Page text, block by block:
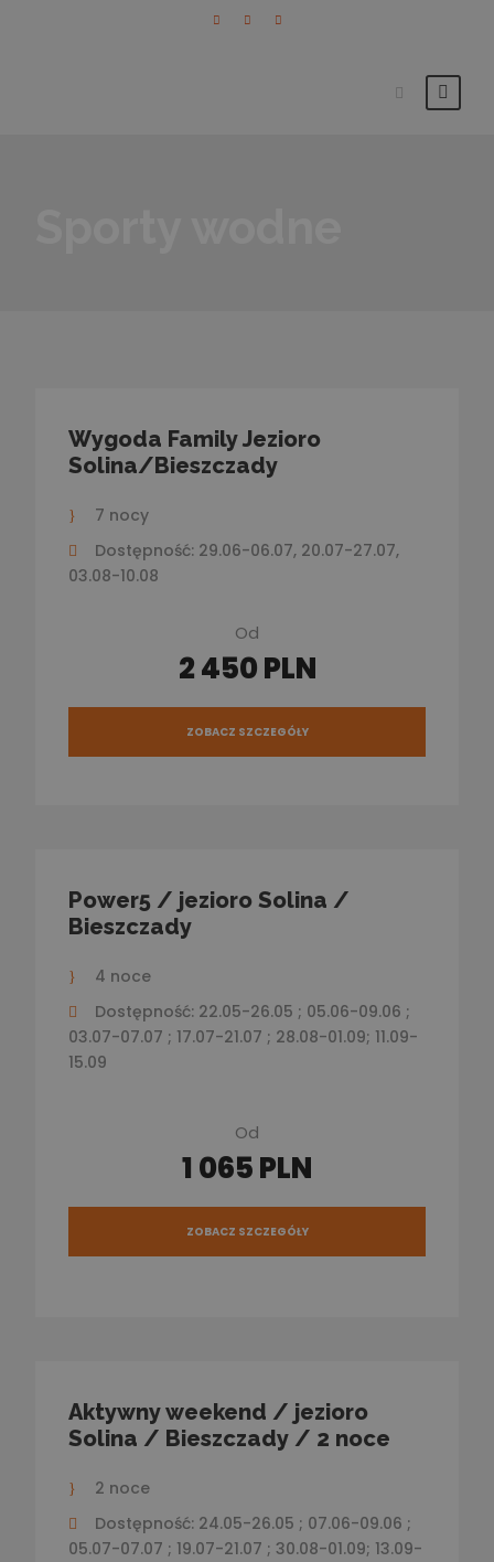
Wygoda Family Jezioro
Solina/Bieszczady
7 nocy
Dostępność: 29.06-06.07, 20.07-27.07,
03.08-10.08
Od
2 450 PLN
ZOBACZ SZCZEGÓŁY
Power5 / jezioro Solina /
Bieszczady
4 noce
Dostępność: 22.05-26.05 ; 05.06-09.06 ;
03.07-07.07 ; 17.07-21.07 ; 28.08-01.09; 11.09-
15.09
Od
1 065 PLN
ZOBACZ SZCZEGÓŁY
Aktywny weekend / jezioro
Solina / Bieszczady / 2 noce
2 noce
Dostępność: 24.05-26.05 ; 07.06-09.06 ;
05.07-07.07 ; 19.07-21.07 ; 30.08-01.09; 13.09-